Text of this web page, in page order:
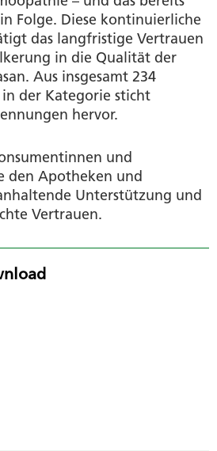
Folge. Diese kontinuierliche
das langfristige Vertrauen
in die Qualität der
Aus insgesamt 234
der Kategorie sticht
hervor.
und
den Apotheken und
Unterstützung und
Vertrauen.